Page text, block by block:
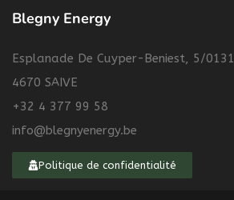
Blegny Energy
Esplanade De Cuyper-Beniest, 5/0131
4670 SAIVE
+32 4 377 99 58
info@blegnyenergy.be
Politique de confidentialité